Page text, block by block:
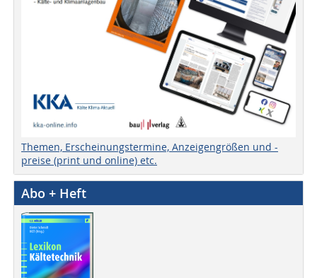
Themen, Erscheinungstermine, Anzeigengrößen und -
preise (print und online) etc.
Abo + Heft